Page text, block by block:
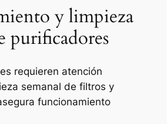
y limpieza
purificadores
requieren atención
semanal de filtros y
funcionamiento